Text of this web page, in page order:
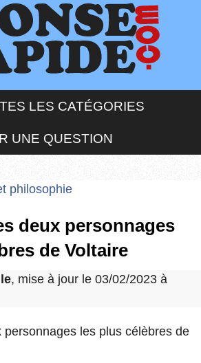
LES CATÉGORIES
UNE QUESTION
philosophie
deux personnages
de Voltaire
, mise à jour le 03/02/2023 à
les plus célèbres de